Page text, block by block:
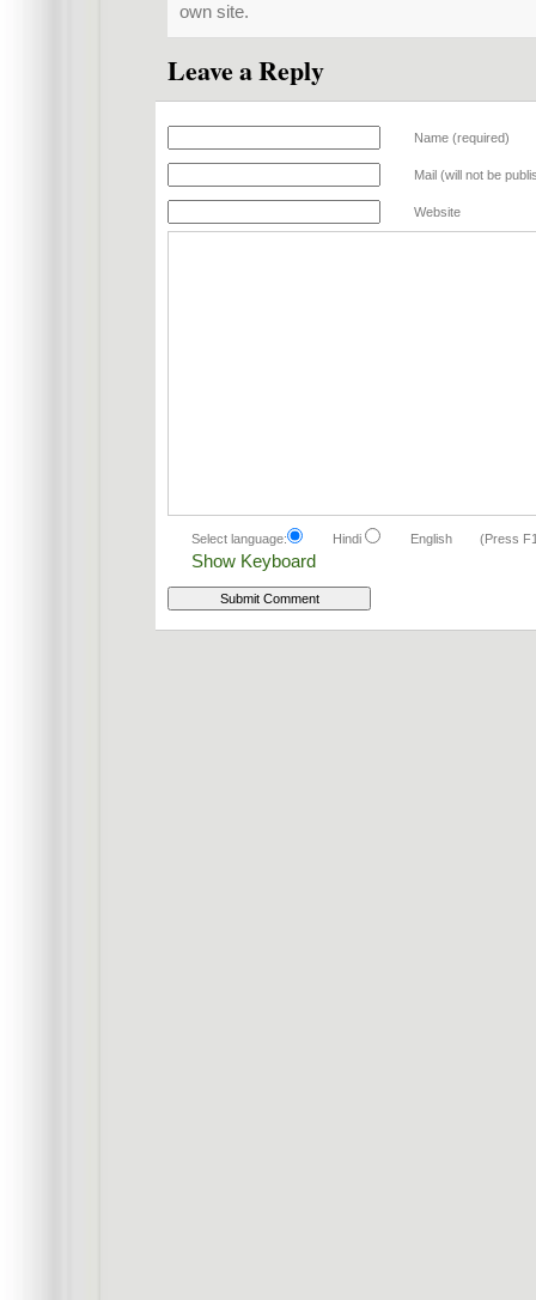
own site.
Leave a Reply
Name (required)
Mail (will not be
Website
Select language: Hindi English (Press
Show Keyboard